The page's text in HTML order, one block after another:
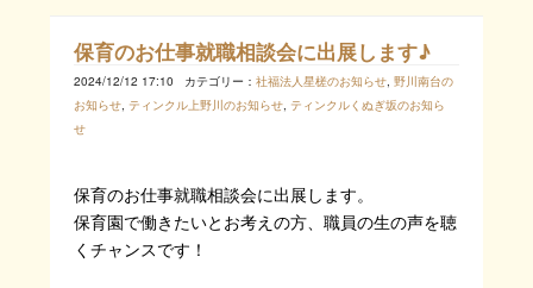
保育のお仕事就職相談会に出展します♪
2024/12/12 17:10 カテゴリー： 社福法人星槎のお知らせ, 野川南台の
お知らせ, ティンクル上野川のお知らせ, ティンクルくぬぎ坂のお知ら
せ
保育のお仕事就職相談会に出展します。
保育園で働きたいとお考えの方、職員の生の声を聴
くチャンスです！